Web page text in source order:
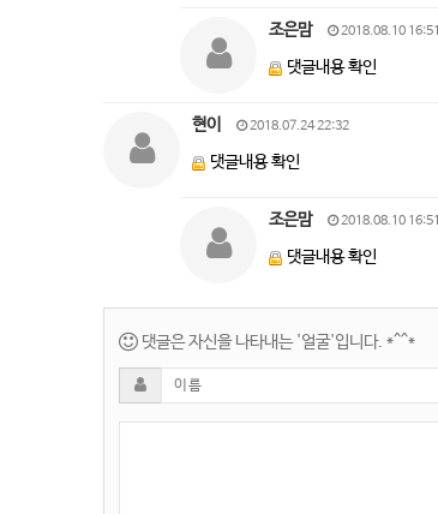
조은맘 2018.08.10 16:51
댓글내용 확인
현이 2018.07.24 22:32
댓글내용 확인
조은맘 2018.08.10 16:51
댓글내용 확인
댓글은 자신을 나타내는 '얼굴'입니다. *^^*